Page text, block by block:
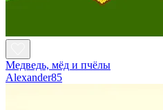
Медведь, мёд и пчёлы
Alexander85